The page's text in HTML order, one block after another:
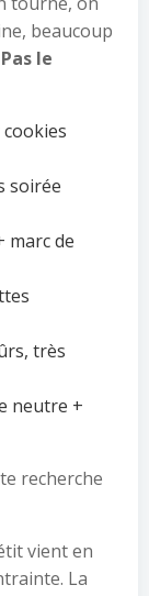
beaucoup
le
soirée
marc de
très
neutre +
recherche
vient en
La